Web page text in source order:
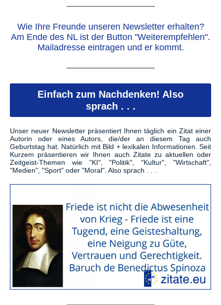
Wie Ihre Freunde unseren Newsletter erhalten?
Am Ende des NL ist der Button "Weiterempfehlen".
Mailadresse eintragen und er kommt.
Einfach zum Nachdenken! Also
sprach . . .
Unser neuer Newsletter präsentiert Ihnen täglich ein Zitat einer
Autorin oder eines Autors, die/der an diesem Tag auch
Geburtstag hat. Natürlich mit Bild + lexikalen Informationen. Seit
Kurzem präsentieren wir Ihnen auch Zitate zu aktuellen oder
Zeitgeist-Themen wie "KI", "Politik", "Kultur", "Wirtschaft",
"Medien", "Sport" oder "Moral". Also sprach . . .